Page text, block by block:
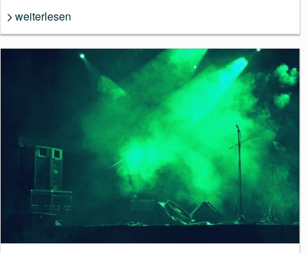
weiterlesen